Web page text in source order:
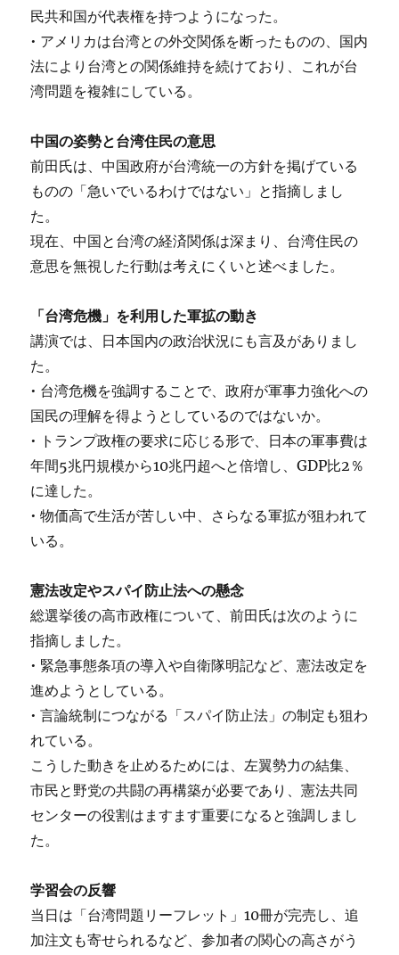
民共和国が代表権を持つようになった。
• アメリカは台湾との外交関係を断ったものの、国内
法により台湾との関係維持を続けており、これが台
湾問題を複雑にしている。
中国の姿勢と台湾住民の意思
前田氏は、中国政府が台湾統一の方針を掲げている
ものの「急いでいるわけではない」と指摘しまし
た。
現在、中国と台湾の経済関係は深まり、台湾住民の
意思を無視した行動は考えにくいと述べました。
「台湾危機」を利用した軍拡の動き
講演では、日本国内の政治状況にも言及がありまし
た。
• 台湾危機を強調することで、政府が軍事力強化への
国民の理解を得ようとしているのではないか。
• トランプ政権の要求に応じる形で、日本の軍事費は
年間5兆円規模から10兆円超へと倍増し、GDP比2％
に達した。
• 物価高で生活が苦しい中、さらなる軍拡が狙われて
いる。
憲法改定やスパイ防止法への懸念
総選挙後の高市政権について、前田氏は次のように
指摘しました。
• 緊急事態条項の導入や自衛隊明記など、憲法改定を
進めようとしている。
• 言論統制につながる「スパイ防止法」の制定も狙わ
れている。
こうした動きを止めるためには、左翼勢力の結集、
市民と野党の共闘の再構築が必要であり、憲法共同
センターの役割はますます重要になると強調しまし
た。
学習会の反響
当日は「台湾問題リーフレット」10冊が完売し、追
加注文も寄せられるなど、参加者の関心の高さがう